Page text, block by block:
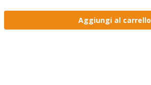
Aggiungi al carrello